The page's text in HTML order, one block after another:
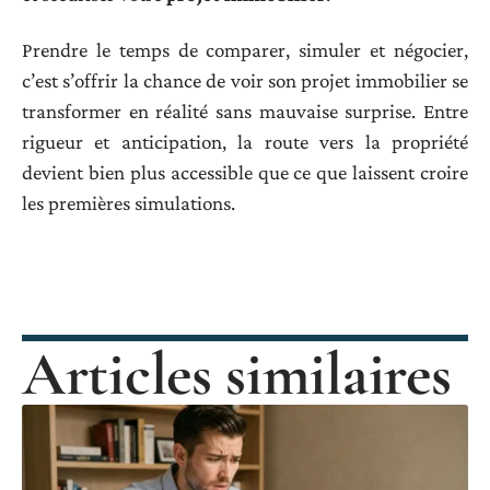
Prendre le temps de comparer, simuler et négocier,
c’est s’offrir la chance de voir son projet immobilier se
transformer en réalité sans mauvaise surprise. Entre
rigueur et anticipation, la route vers la propriété
devient bien plus accessible que ce que laissent croire
les premières simulations.
Articles similaires